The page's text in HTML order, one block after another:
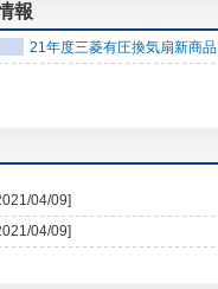
報
21年度三菱有圧換気扇新商
04/09]
04/09]